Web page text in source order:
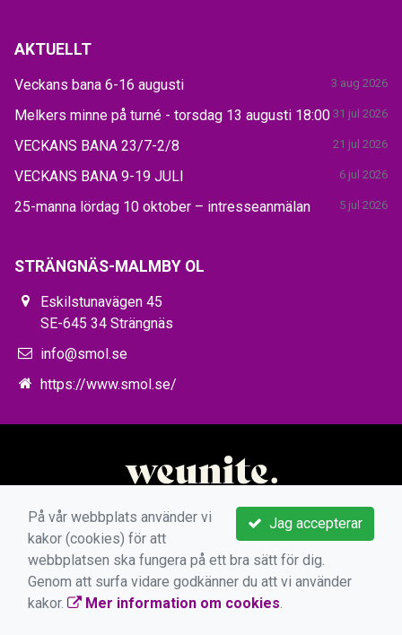
AKTUELLT
Veckans bana 6-16 augusti 3 aug 2026
Melkers minne på turné - torsdag 13 augusti 18:00 31 jul 2026
VECKANS BANA 23/7-2/8 21 jul 2026
VECKANS BANA 9-19 JULI 6 jul 2026
25-manna lördag 10 oktober – intresseanmälan 5 jul 2026
STRÄNGNÄS-MALMBY OL
Eskilstunavägen 45
SE-645 34 Strängnäs
info@smol.se
https://www.smol.se/
Jag accepterar
På vår webbplats använder vi
kakor (cookies) för att
webbplatsen ska fungera på ett bra sätt för dig.
Genom att surfa vidare godkänner du att vi använder
kakor.
Mer information om cookies.